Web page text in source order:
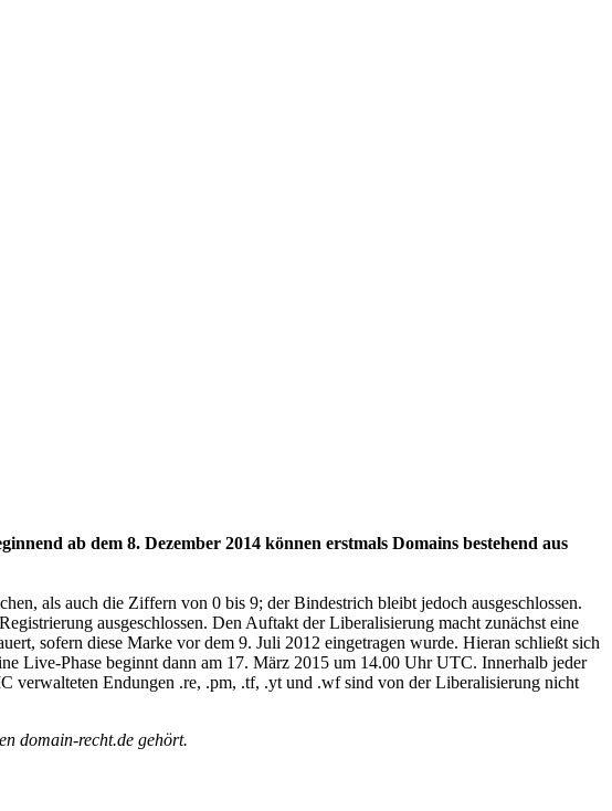
ab dem 8. Dezember 2014 können erstmals Domains bestehend aus
als auch die Ziffern von 0 bis 9; der Bindestrich bleibt jedoch ausgeschlossen.
ausgeschlossen. Den Auftakt der Liberalisierung macht zunächst eine
sofern diese Marke vor dem 9. Juli 2012 eingetragen wurde. Hieran schließt sich
Live-Phase beginnt dann am 17. März 2015 um 14.00 Uhr UTC. Innerhalb jeder
verwalteten Endungen .re, .pm, .tf, .yt und .wf sind von der Liberalisierung nicht
domain-recht.de gehört.